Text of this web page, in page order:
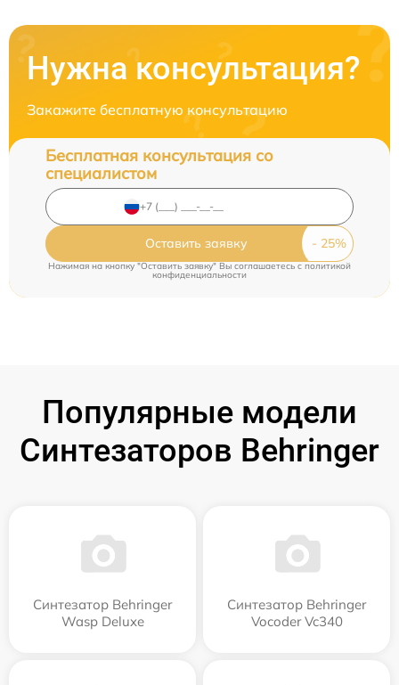
Нужна консультация?
Закажите бесплатную консультацию
Бесплатная консультация со
специалистом
Оставить заявку
Нажимая на кнопку "Оставить заявку" Вы соглашаетесь cполитикой
конфиденциальности
Популярные модели
Синтезаторов Behringer
Синтезатор Behringer
Wasp Deluxe
Синтезатор Behringer
Vocoder Vc340